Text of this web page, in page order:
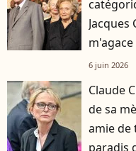
Jacques
m'agace
6 juin 2026
Claude
de sa
amie de
paradis